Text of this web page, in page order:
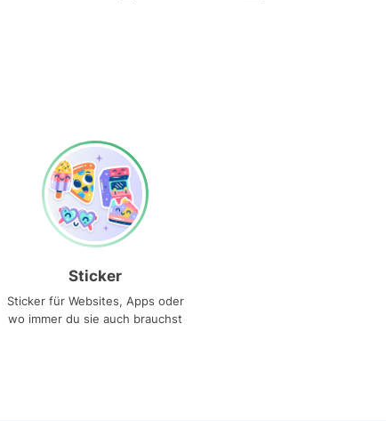
Sticker
Sticker für Websites, Apps oder
wo immer du sie auch brauchst